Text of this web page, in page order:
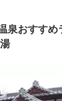
泉おすすめ